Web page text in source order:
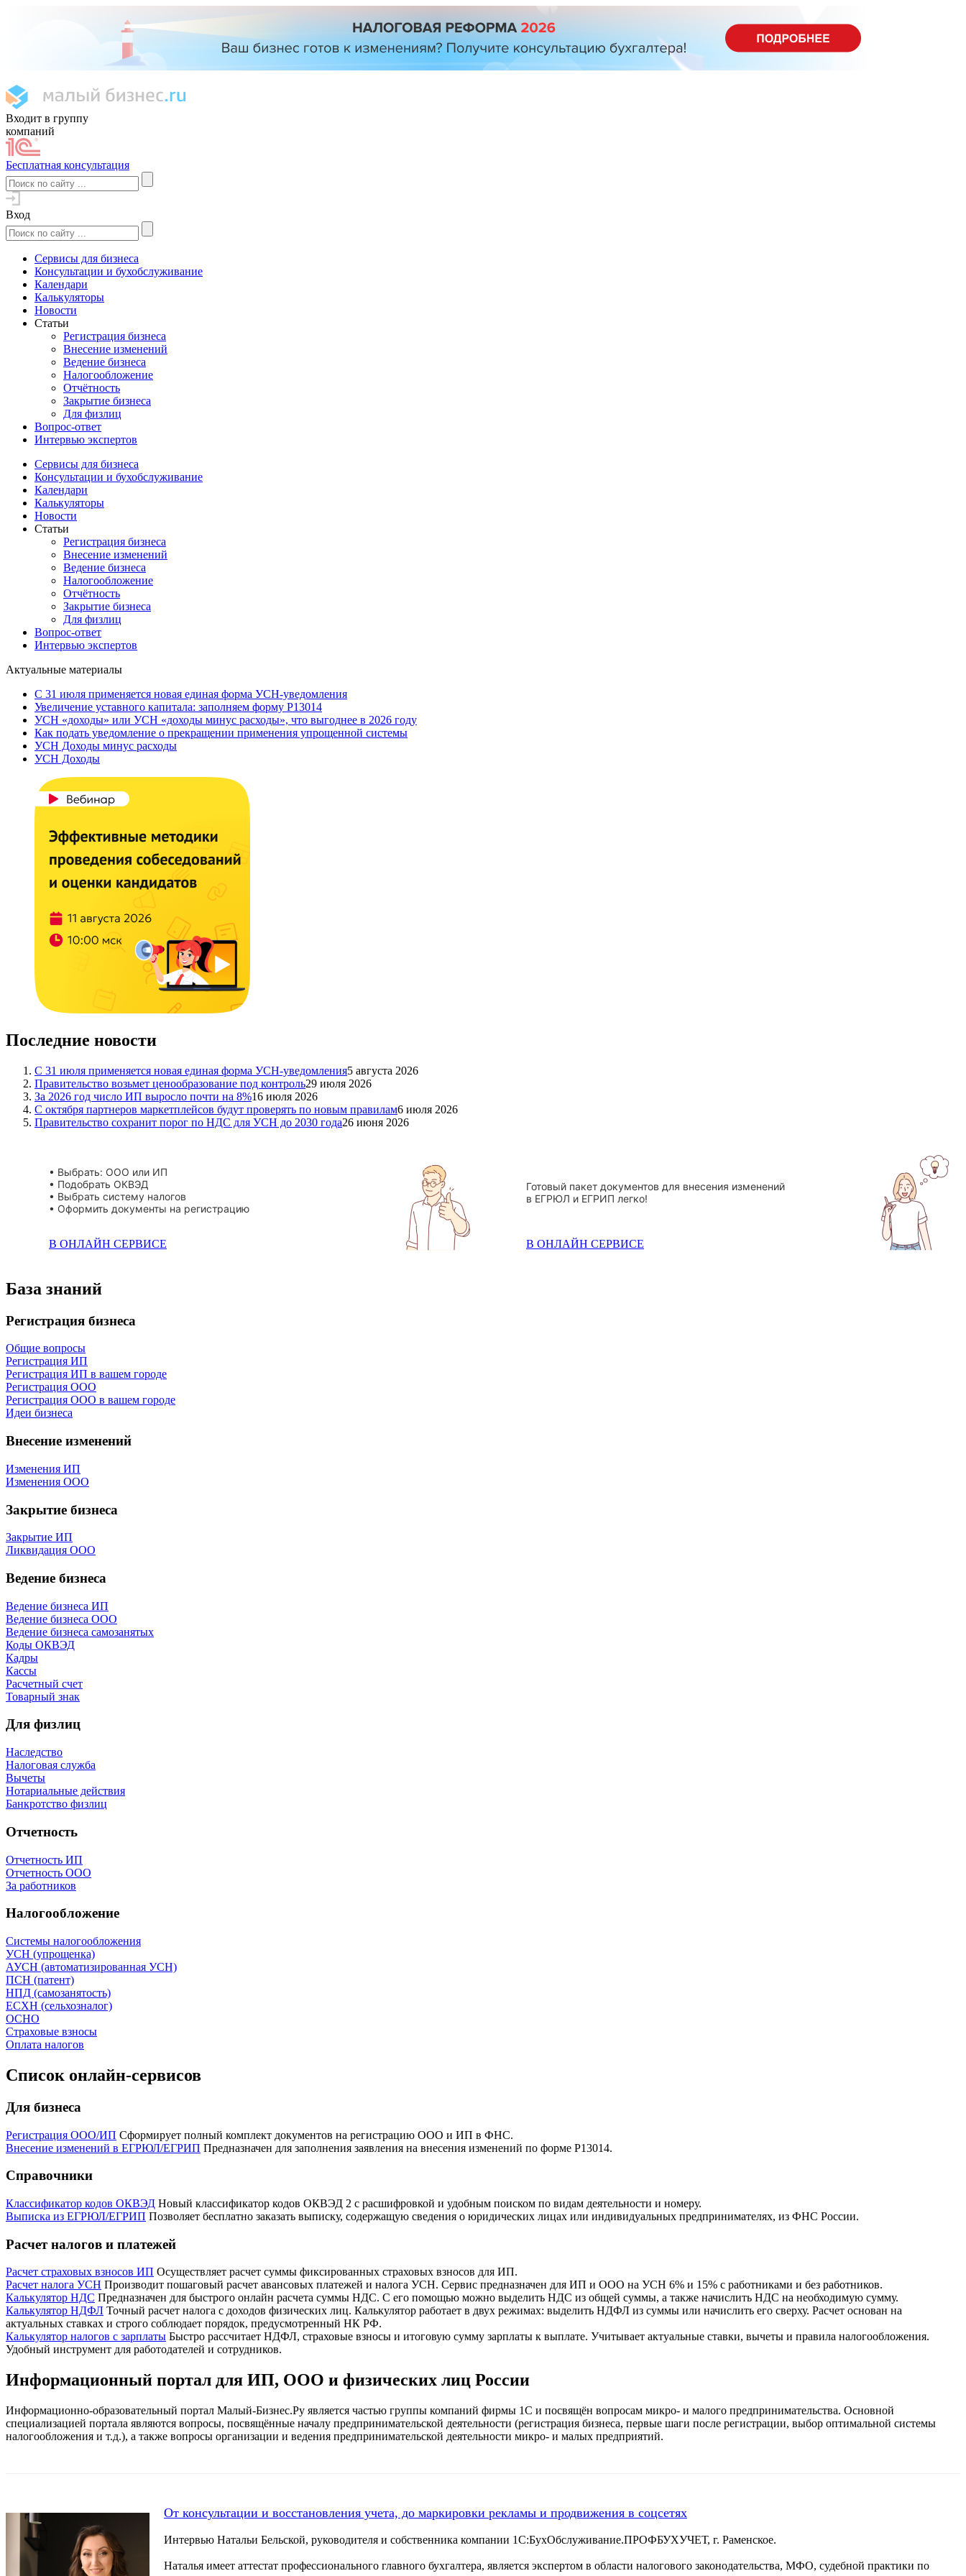
Входит в группу
компаний
Бесплатная консультация
Вход
Сервисы для бизнеса
Консультации и бухобслуживание
Календари
Калькуляторы
Новости
Статьи
Регистрация бизнеса
Внесение изменений
Ведение бизнеса
Налогообложение
Отчётность
Закрытие бизнеса
Для физлиц
Вопрос-ответ
Интервью экспертов
Сервисы для бизнеса
Консультации и бухобслуживание
Календари
Калькуляторы
Новости
Статьи
Регистрация бизнеса
Внесение изменений
Ведение бизнеса
Налогообложение
Отчётность
Закрытие бизнеса
Для физлиц
Вопрос-ответ
Интервью экспертов
Актуальные материалы
С 31 июля применяется новая единая форма УСН-уведомления
Увеличение уставного капитала: заполняем форму Р13014
УСН «доходы» или УСН «доходы минус расходы», что выгоднее в 2026 году
Как подать уведомление о прекращении применения упрощенной системы
УСН Доходы минус расходы
УСН Доходы
Последние новости
С 31 июля применяется новая единая форма УСН-уведомления5 августа 2026
Правительство возьмет ценообразование под контроль29 июля 2026
За 2026 год число ИП выросло почти на 8%16 июля 2026
С октября партнеров маркетплейсов будут проверять по новым правилам6 июля 2026
Правительство сохранит порог по НДС для УСН до 2030 года26 июня 2026
• Выбрать: ООО или ИП
• Подобрать ОКВЭД
• Выбрать систему налогов
• Оформить документы на регистрацию
В ОНЛАЙН СЕРВИСЕ
Готовый пакет документов для внесения изменений
в ЕГРЮЛ и ЕГРИП легко!
В ОНЛАЙН СЕРВИСЕ
База знаний
Регистрация бизнеса
Общие вопросы
Регистрация ИП
Регистрация ИП в вашем городе
Регистрация ООО
Регистрация ООО в вашем городе
Идеи бизнеса
Внесение изменений
Изменения ИП
Изменения ООО
Закрытие бизнеса
Закрытие ИП
Ликвидация ООО
Ведение бизнеса
Ведение бизнеса ИП
Ведение бизнеса ООО
Ведение бизнеса самозанятых
Коды ОКВЭД
Кадры
Кассы
Расчетный счет
Товарный знак
Для физлиц
Наследство
Налоговая служба
Вычеты
Нотариальные действия
Банкротство физлиц
Отчетность
Отчетность ИП
Отчетность ООО
За работников
Налогообложение
Системы налогообложения
УСН (упрощенка)
АУСН (автоматизированная УСН)
ПСН (патент)
НПД (самозанятость)
ЕСХН (сельхозналог)
ОСНО
Страховые взносы
Оплата налогов
Список онлайн-сервисов
Для бизнеса
Регистрация ООО/ИП Сформирует полный комплект документов на регистрацию ООО и ИП в ФНС.
Внесение изменений в ЕГРЮЛ/ЕГРИП Предназначен для заполнения заявления на внесения изменений по форме Р13014.
Справочники
Классификатор кодов ОКВЭД Новый классификатор кодов ОКВЭД 2 с расшифровкой и удобным поиском по видам деятельности и номеру.
Выписка из ЕГРЮЛ/ЕГРИП Позволяет бесплатно заказать выписку, содержащую сведения о юридических лицах или индивидуальных предпринимателях, из ФНС России.
Расчет налогов и платежей
Расчет страховых взносов ИП Осуществляет расчет суммы фиксированных страховых взносов для ИП.
Расчет налога УСН Производит пошаговый расчет авансовых платежей и налога УСН. Сервис предназначен для ИП и ООО на УСН 6% и 15% с работниками и без работников.
Калькулятор НДС Предназначен для быстрого онлайн расчета суммы НДС. С его помощью можно выделить НДС из общей суммы, а также начислить НДС на необходимую сумму.
Калькулятор НДФЛ Точный расчет налога с доходов физических лиц. Калькулятор работает в двух режимах: выделить НДФЛ из суммы или начислить его сверху. Расчет основан на
актуальных ставках и строго соблюдает порядок, предусмотренный НК РФ.
Калькулятор налогов с зарплаты Быстро рассчитает НДФЛ, страховые взносы и итоговую сумму зарплаты к выплате. Учитывает актуальные ставки, вычеты и правила налогообложения.
Удобный инструмент для работодателей и сотрудников.
Информационный портал для ИП, ООО и физических лиц России
Информационно-образовательный портал Малый-Бизнес.Ру является частью группы компаний фирмы 1С и посвящён вопросам микро- и малого предпринимательства. Основной
специализацией портала являются вопросы, посвящённые началу предпринимательской деятельности (регистрация бизнеса, первые шаги после регистрации, выбор оптимальной системы
налогообложения и т.д.), а также вопросы организации и ведения предпринимательской деятельности микро- и малых предприятий.
От консультации и восстановления учета, до маркировки рекламы и продвижения в соцсетях
Интервью Натальи Бельской, руководителя и собственника компании 1С:БухОбслуживание.ПРОФБУХУЧЕТ, г. Раменское.
Наталья имеет аттестат профессионального главного бухгалтера, является экспертом в области налогового законодательства, МФО, судебной практики по